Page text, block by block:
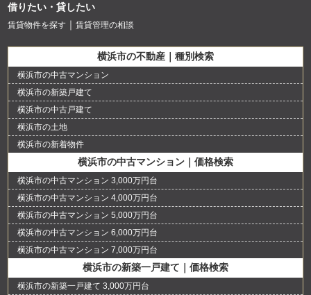
借りたい・貸したい
賃貸物件を探す 賃貸管理の相談
横浜市の不動産｜種別検索
横浜市の中古マンション
横浜市の新築戸建て
横浜市の中古戸建て
横浜市の土地
横浜市の新着物件
横浜市の中古マンション｜価格検索
横浜市の中古マンション 3,000万円台
横浜市の中古マンション 4,000万円台
横浜市の中古マンション 5,000万円台
横浜市の中古マンション 6,000万円台
横浜市の中古マンション 7,000万円台
横浜市の新築一戸建て｜価格検索
横浜市の新築一戸建て 3,000万円台